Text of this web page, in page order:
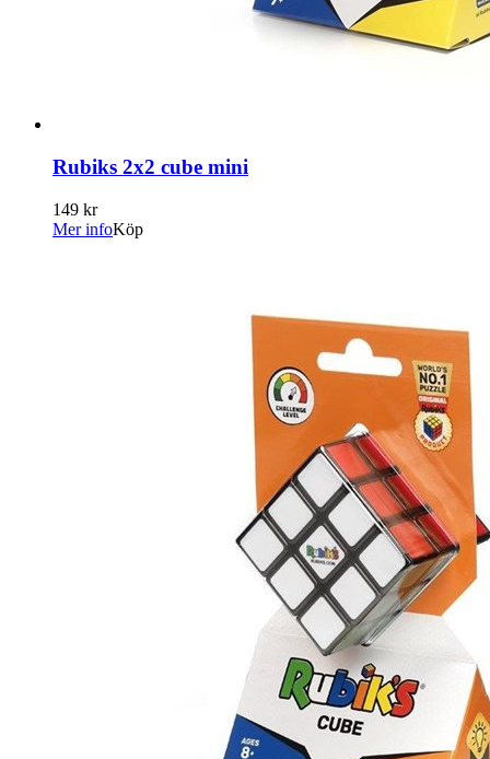
Rubiks 2x2 cube mini
149 kr
Mer infoKöp